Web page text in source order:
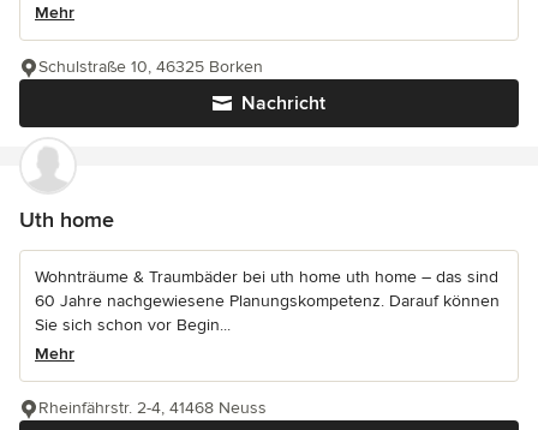
Mehr
Nachricht
Schulstraße 10, 46325 Borken
Uth home
Wohnträume & Traumbäder bei uth home uth home – das sind
60 Jahre nachgewiesene Planungskompetenz. Darauf können
Sie sich schon vor Begin...
Mehr
Rheinfährstr. 2-4, 41468 Neuss